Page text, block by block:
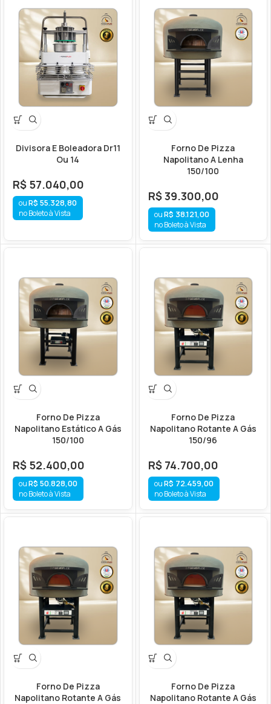
Divisora E Boleadora Dr11
Ou 14
R$ 57.040,00
R$ 55.328,80
no Boleto à Vista
Forno De Pizza
Napolitano A Lenha
150/100
R$39.300,00
R$ 38.121,00
no Boleto à Vista
Forno De Pizza
Napolitano Estático A Gás
150/100
R$ 52.400,00
R$ 50.828,00
no Boleto à Vista
Forno De Pizza
Napolitano Rotante A Gás
150/96
R$74.700,00
R$ 72.459,00
no Boleto à Vista
Forno De Pizza
Napolitano Rotante A Gás
Forno De Pizza
Napolitano Rotante A Gás